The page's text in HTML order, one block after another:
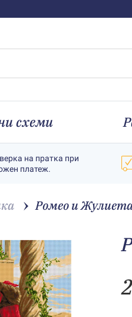
схеми
на пратка при
платеж.
Ромео и